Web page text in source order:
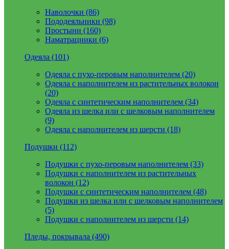
Наволочки (86)
Пододеяльники (98)
Простыни (160)
Наматрацники (6)
Одеяла (101)
Одеяла с пухо-перовым наполнителем (20)
Одеяла с наполнителем из растительных волокон
(20)
Одеяла с синтетическим наполнителем (34)
Одеяла из шелка или с шелковым наполнителем
(9)
Одеяла с наполнителем из шерсти (18)
Подушки (112)
Подушки с пухо-перовым наполнителем (33)
Подушки с наполнителем из растительных
волокон (12)
Подушки с синтетическим наполнителем (48)
Подушки из шелка или с шелковым наполнителем
(5)
Подушки с наполнителем из шерсти (14)
Пледы, покрывала (490)